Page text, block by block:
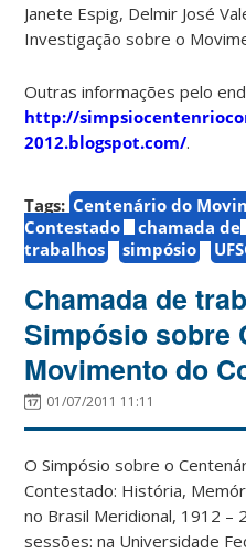
Janete Espig, Delmir José
Investigação sobre o
Outras informações pelo
http://
2012.blogspot.com/.
Tags: Centenário do
Contestado
chamada de
trabalhos
simpósio
Chamada de
Simpósio sobre
Movimento do
01/07/2011 11:11
O Simpósio sobre o
Contestado: História,
no Brasil Meridional, 1912 –
sessões: na Universidade